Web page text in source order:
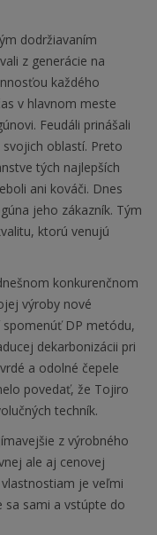
dodržiavaním
z generácie na
každého
v hlavnom meste
Feudáli prinášali
oblastí. Preto
tých najlepších
ani kováči. Dnes
jeho zákazník. Tým
ktorú venujú
konkurenčnom
výroby nové
DP metódu,
dekarbonizácii pri
a odolné čepele
povedať, že Tojiro
techník.
z výrobného
ale aj cenovej
je veľmi
sa sami a vstúpte do